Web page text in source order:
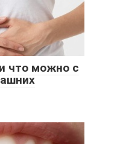
что можно с